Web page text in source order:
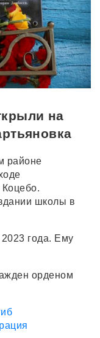
на
районе
школы в
года. Ему
орденом